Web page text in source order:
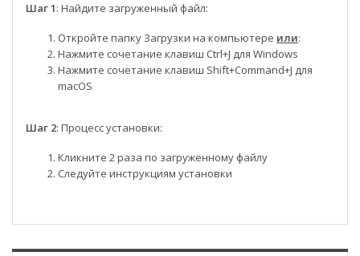
Шаг 1: Найдите загруженный файл:
Откройте папку Загрузки на компьютере или:
Нажмите сочетание клавиш Ctrl+J для Windows
Нажмите сочетание клавиш Shift+Command+J для
macOS
Шаг 2: Процесс установки:
Кликните 2 раза по загруженному файлу
Следуйте инструкциям установки